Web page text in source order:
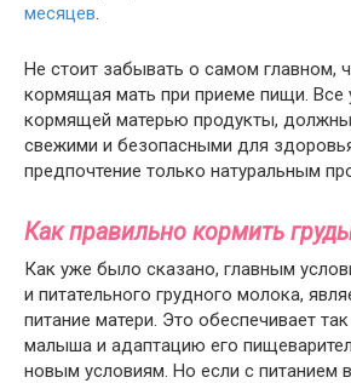
месяцев
Не стоит забывать о самом главном,
кормящая мать при приеме пищи. Все
кормящей матерью продукты,
свежими и безопасными для
предпочтение только натуральным
Как правильно кормить
Как уже было сказано, главным
и питательного грудного молока,
питание матери. Это обеспечивает
малыша и адаптацию его
новым условиям. Но если с питанием